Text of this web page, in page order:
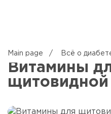
Main page / Всё о
Витамины